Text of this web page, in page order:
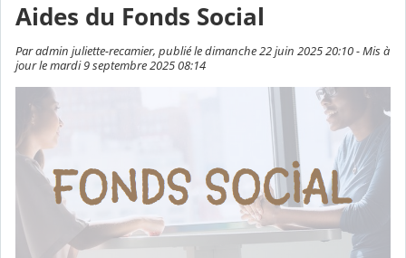
Aides du Fonds Social
Par admin juliette-recamier, publié le dimanche 22 juin 2025 20:10 - Mis à
jour le mardi 9 septembre 2025 08:14